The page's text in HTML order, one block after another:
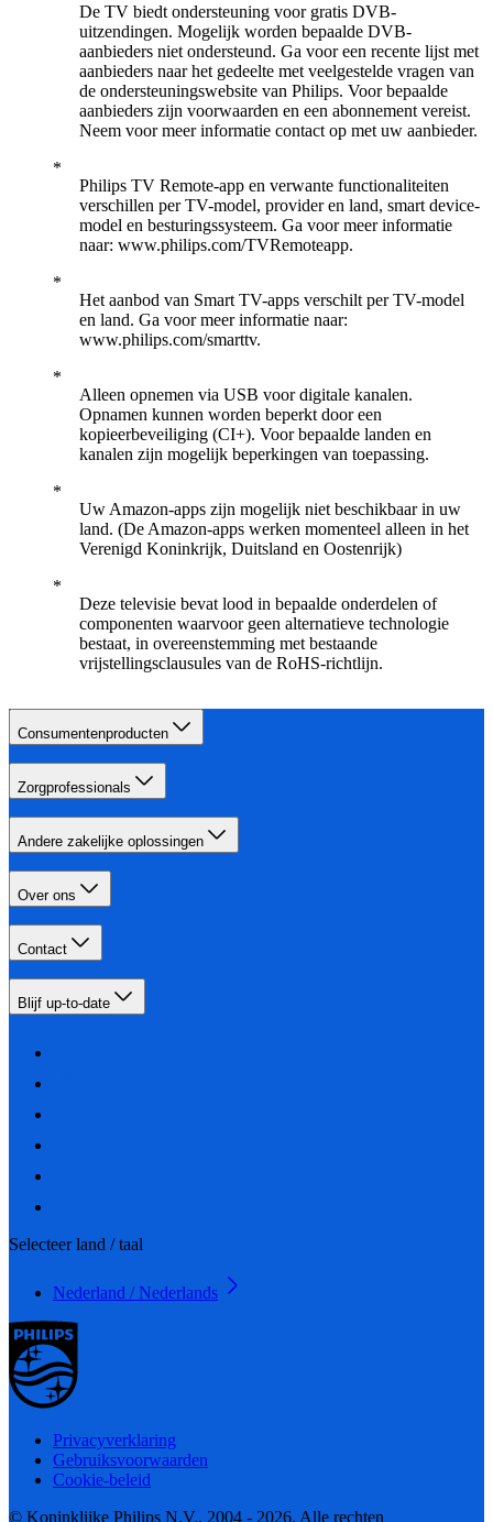
De TV biedt ondersteuning voor gratis DVB-
uitzendingen. Mogelijk worden bepaalde DVB-
aanbieders niet ondersteund. Ga voor een recente lijst met
aanbieders naar het gedeelte met veelgestelde vragen van
de ondersteuningswebsite van Philips. Voor bepaalde
aanbieders zijn voorwaarden en een abonnement vereist.
Neem voor meer informatie contact op met uw aanbieder.
Philips TV Remote-app en verwante functionaliteiten
verschillen per TV-model, provider en land, smart device-
model en besturingssysteem. Ga voor meer informatie
naar: www.philips.com/TVRemoteapp.
Het aanbod van Smart TV-apps verschilt per TV-model
en land. Ga voor meer informatie naar:
www.philips.com/smarttv.
Alleen opnemen via USB voor digitale kanalen.
Opnamen kunnen worden beperkt door een
kopieerbeveiliging (CI+). Voor bepaalde landen en
kanalen zijn mogelijk beperkingen van toepassing.
Uw Amazon-apps zijn mogelijk niet beschikbaar in uw
land. (De Amazon-apps werken momenteel alleen in het
Verenigd Koninkrijk, Duitsland en Oostenrijk)
Deze televisie bevat lood in bepaalde onderdelen of
componenten waarvoor geen alternatieve technologie
bestaat, in overeenstemming met bestaande
vrijstellingsclausules van de RoHS-richtlijn.
Consumentenproducten
Zorgprofessionals
Andere zakelijke oplossingen
Over ons
Contact
Blijf up-to-date
Selecteer land / taal
Nederland / Nederlands
Privacyverklaring
Gebruiksvoorwaarden
Cookie-beleid
© Koninklijke Philips N.V., 2004 - 2026. Alle rechten